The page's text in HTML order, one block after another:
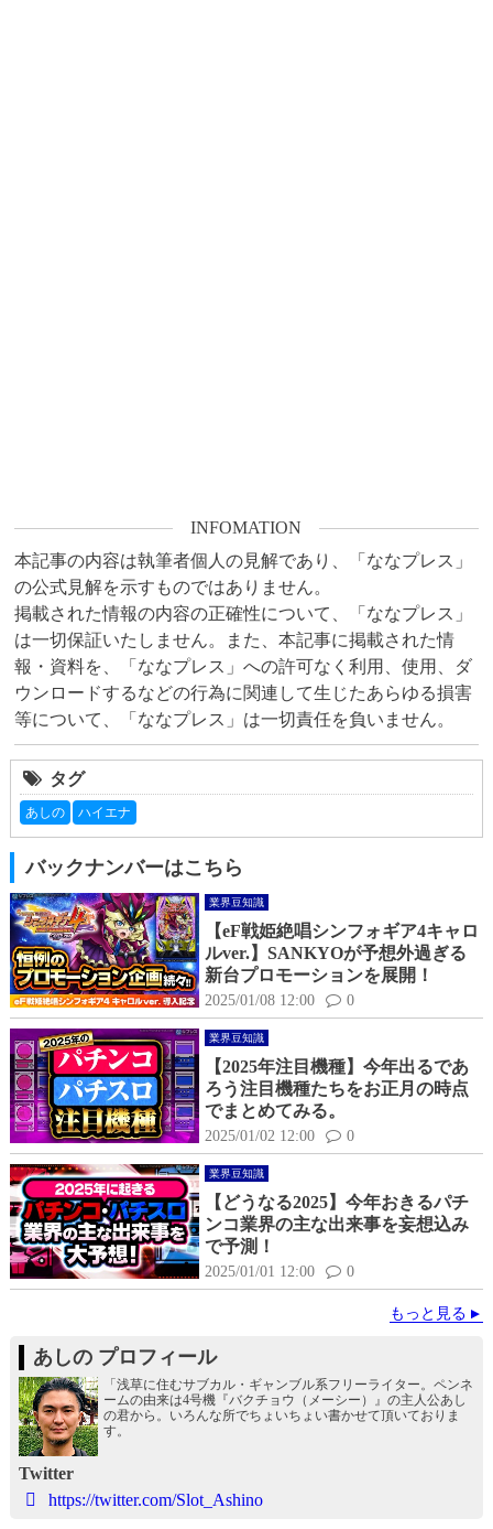
INFOMATION
本記事の内容は執筆者個人の見解であり、「ななプレス」
の公式見解を示すものではありません。
掲載された情報の内容の正確性について、「ななプレス」
は一切保証いたしません。また、本記事に掲載された情
報・資料を、「ななプレス」への許可なく利用、使用、ダ
ウンロードするなどの行為に関連して生じたあらゆる損害
等について、「ななプレス」は一切責任を負いません。
タグ
あしの ハイエナ
バックナンバーはこちら
業界豆知識
【eF戦姫絶唱シンフォギア4キャロ
ルver.】SANKYOが予想外過ぎる
新台プロモーションを展開！
2025/01/08 12:00 0
業界豆知識
【2025年注目機種】今年出るであ
ろう注目機種たちをお正月の時点
でまとめてみる。
2025/01/02 12:00 0
業界豆知識
【どうなる2025】今年おきるパチ
ンコ業界の主な出来事を妄想込み
で予測！
2025/01/01 12:00 0
もっと見る
あしの プロフィール
「浅草に住むサブカル・ギャンブル系フリーライター。ペンネ
ームの由来は4号機『バクチョウ（メーシー）』の主人公あし
の君から。いろんな所でちょいちょい書かせて頂いておりま
す。
Twitter
https://twitter.com/Slot_Ashino